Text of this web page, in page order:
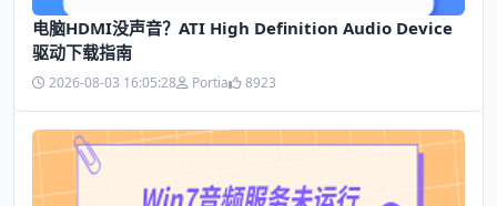
电脑HDMI没声音？ATI High Definition Audio Device
驱动下载指南
2026-08-03 16:05:28 Portia 8923